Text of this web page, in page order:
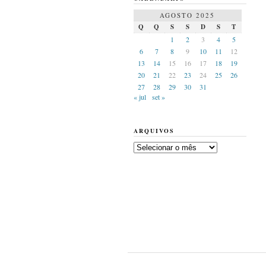
AGOSTO 2025
Q Q S S D S
T
1
2 3 4
5
6
7 8 9 10 11
12
13
14 15 16 17 18
19
20
21 22 23 24 25
26
27
28 29 30
31
« jul
set »
ARQUIVOS
Arquivos